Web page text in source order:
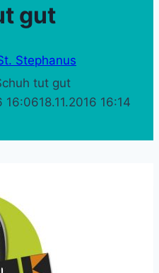
gut
Stephanus
tut gut
16:0618.11.2016 16:14